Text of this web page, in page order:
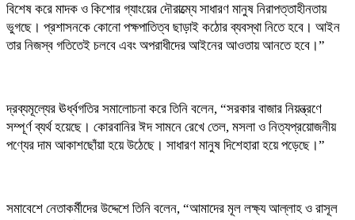
বিশেষ করে মাদক ও কিশোর গ্যাংয়ের দৌরাত্ম্যে সাধারণ মানুষ নিরাপত্তাহীনতায়
ভুগছে। প্রশাসনকে কোনো পক্ষপাতিত্ব ছাড়াই কঠোর ব্যবস্থা নিতে হবে। আইন
তার নিজস্ব গতিতেই চলবে এবং অপরাধীদের আইনের আওতায় আনতে হবে।”
দ্রব্যমূল্যের ঊর্ধ্বগতির সমালোচনা করে তিনি বলেন, “সরকার বাজার নিয়ন্ত্রণে
সম্পূর্ণ ব্যর্থ হয়েছে। কোরবানির ঈদ সামনে রেখে তেল, মসলা ও নিত্যপ্রয়োজনীয়
পণ্যের দাম আকাশছোঁয়া হয়ে উঠেছে। সাধারণ মানুষ দিশেহারা হয়ে পড়েছে।”
সমাবেশে নেতাকর্মীদের উদ্দেশে তিনি বলেন, “আমাদের মূল লক্ষ্য আল্লাহ ও রাসূল